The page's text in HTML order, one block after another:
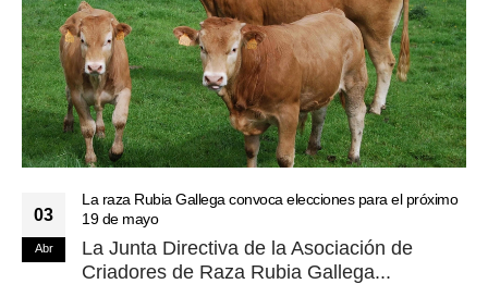
03
Abr
La raza Rubia Gallega convoca elecciones para el próximo
19 de mayo
La Junta Directiva de la Asociación de
Criadores de Raza Rubia Gallega...